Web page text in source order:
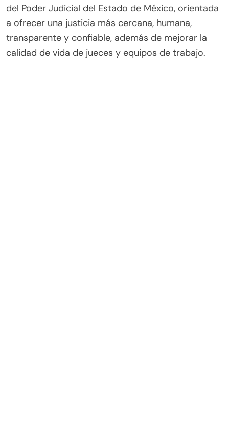
del Poder Judicial del Estado de México, orientada
a ofrecer una justicia más cercana, humana,
transparente y confiable, además de mejorar la
calidad de vida de jueces y equipos de trabajo.